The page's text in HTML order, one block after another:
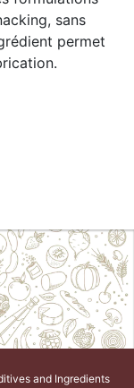
sans
permet
and Ingredients